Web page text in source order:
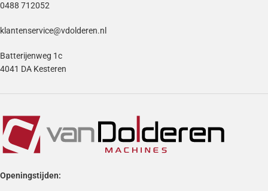
0488 712052
klantenservice@vdolderen.nl
Batterijenweg 1c
4041 DA Kesteren
Openingstijden: